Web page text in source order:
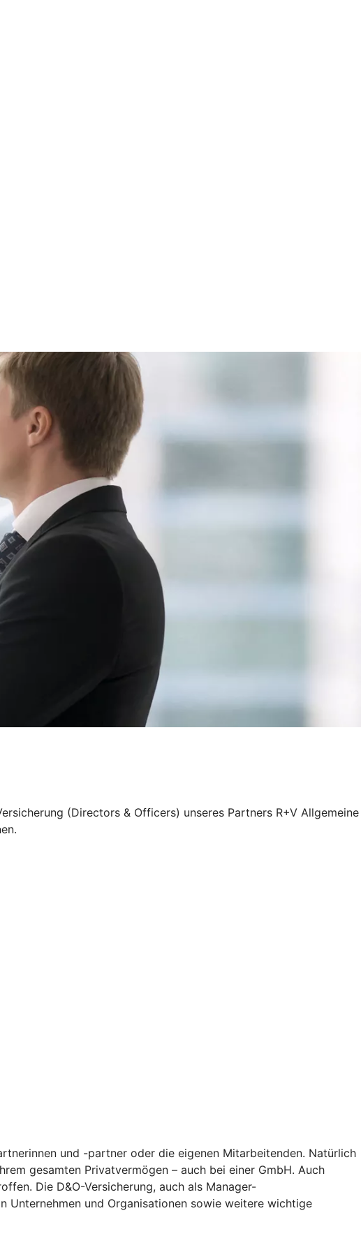
(Directors & Officers) unseres Partners R+V Allgemeine
und -partner oder die eigenen Mitarbeitenden. Natürlich
gesamten Privatvermögen – auch bei einer GmbH. Auch
Die D&O-Versicherung, auch als Manager-
und Organisationen sowie weitere wichtige